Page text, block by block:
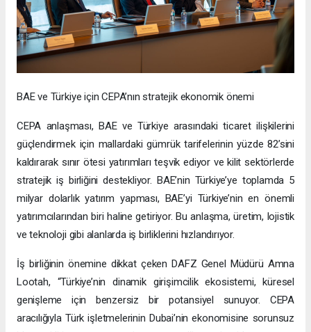
BAE ve Türkiye için CEPA’nın stratejik ekonomik önemi
CEPA anlaşması, BAE ve Türkiye arasındaki ticaret ilişkilerini
güçlendirmek için mallardaki gümrük tarifelerinin yüzde 82’sini
kaldırarak sınır ötesi yatırımları teşvik ediyor ve kilit sektörlerde
stratejik iş birliğini destekliyor. BAE’nin Türkiye’ye toplamda 5
milyar dolarlık yatırım yapması, BAE’yi Türkiye’nin en önemli
yatırımcılarından biri haline getiriyor. Bu anlaşma, üretim, lojistik
ve teknoloji gibi alanlarda iş birliklerini hızlandırıyor.
İş birliğinin önemine dikkat çeken DAFZ Genel Müdürü Amna
Lootah, “Türkiye’nin dinamik girişimcilik ekosistemi, küresel
genişleme için benzersiz bir potansiyel sunuyor. CEPA
aracılığıyla Türk işletmelerinin Dubai’nin ekonomisine sorunsuz